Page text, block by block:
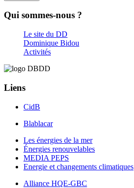
Qui sommes-nous ?
Le site du DD
Dominique Bidou
Activités
Liens
CidB
Blablacar
Les énergies de la mer
Énergies renouvelables
MEDIA PEPS
Energie et changements climatiques
Alliance HQE-GBC